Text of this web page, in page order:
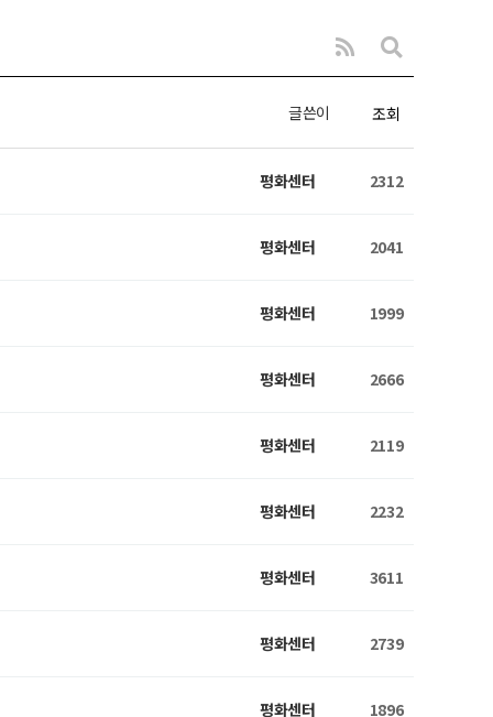
글쓴이 조회
평화센터 2312
평화센터 2041
평화센터 1999
평화센터 2666
평화센터 2119
평화센터 2232
평화센터 3611
평화센터 2739
평화센터 1896